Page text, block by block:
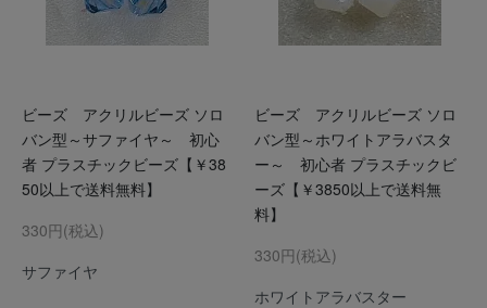
ビーズ アクリルビーズ ソロ
バン型～サファイヤ～ 初心
者 プラスチックビーズ【￥38
50以上で送料無料】
330円(税込)
サファイヤ
ビーズ アクリルビーズ ソロ
バン型～ホワイトアラバスタ
ー～ 初心者 プラスチックビ
ーズ【￥3850以上で送料無
料】
330円(税込)
ホワイトアラバスター